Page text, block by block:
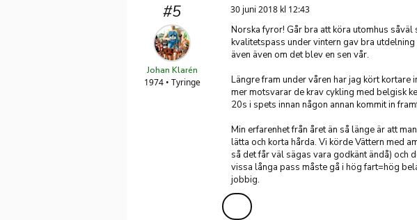
#5
Johan Klarén
1974 • Tyringe
30 juni 2018 kl 12:43
Norska fyror! Går bra att köra utomhus
kvalitetspass under vintern gav bra
även även om det blev en sen vår.
Längre fram under våren har jag kört
mer motsvarar de krav cykling med belgisk
20s i spets innan någon annan kommit in
Min erfarenhet från året än så länge är att
lätta och korta hårda. Vi körde Vättern med
så det får väl sägas vara godkänt ändå) och
vissa långa pass måste gå i hög fart=hög
jobbig.